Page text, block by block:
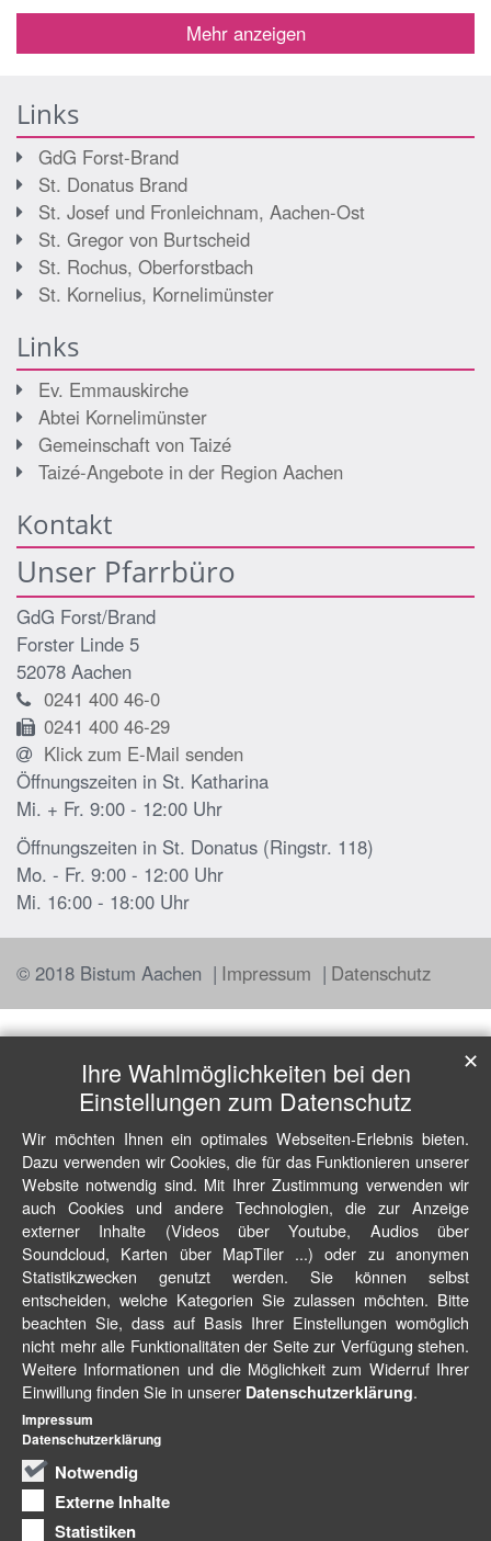
Mehr anzeigen
Links
GdG Forst-Brand
St. Donatus Brand
St. Josef und Fronleichnam, Aachen-Ost
St. Gregor von Burtscheid
St. Rochus, Oberforstbach
St. Kornelius, Kornelimünster
Links
Ev. Emmauskirche
Abtei Kornelimünster
Gemeinschaft von Taizé
Taizé-Angebote in der Region Aachen
Kontakt
Unser Pfarrbüro
GdG Forst/Brand
Forster Linde 5
52078 Aachen
0241 400 46-0
0241 400 46-29
Klick zum E-Mail senden
Öffnungszeiten in St. Katharina
Mi. + Fr. 9:00 - 12:00 Uhr
Öffnungszeiten in St. Donatus (Ringstr. 118)
Mo. - Fr. 9:00 - 12:00 Uhr
Mi. 16:00 - 18:00 Uhr
© 2018 Bistum Aachen Impressum Datenschutz
Ihre Wahlmöglichkeiten bei den
Einstellungen zum Datenschutz
Wir möchten Ihnen ein optimales Webseiten-Erlebnis bieten.
Dazu verwenden wir Cookies, die für das Funktionieren unserer
Website notwendig sind. Mit Ihrer Zustimmung verwenden wir
auch Cookies und andere Technologien, die zur Anzeige
externer Inhalte (Videos über Youtube, Audios über
Soundcloud, Karten über MapTiler ...) oder zu anonymen
Statistikzwecken genutzt werden. Sie können selbst
entscheiden, welche Kategorien Sie zulassen möchten. Bitte
beachten Sie, dass auf Basis Ihrer Einstellungen womöglich
nicht mehr alle Funktionalitäten der Seite zur Verfügung stehen.
Weitere Informationen und die Möglichkeit zum Widerruf Ihrer
Einwillung finden Sie in unserer Datenschutzerklärung.
Notwendig
Externe Inhalte
Statistiken
✕
Impressum
Datenschutzerklärung